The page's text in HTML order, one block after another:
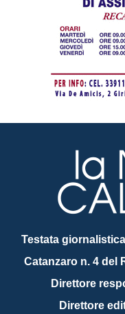
Testata
Catanzaro n. 4 del
Direttore
Direttore